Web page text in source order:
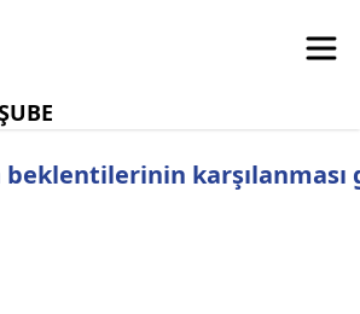
karşılanması